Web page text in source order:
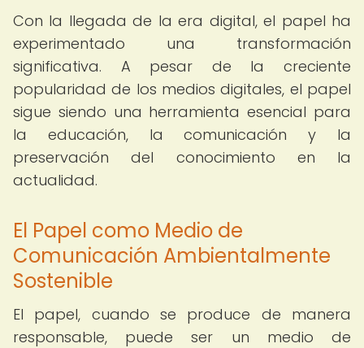
Con la llegada de la era digital, el papel ha
experimentado una transformación
significativa. A pesar de la creciente
popularidad de los medios digitales, el papel
sigue siendo una herramienta esencial para
la educación, la comunicación y la
preservación del conocimiento en la
actualidad.
El Papel como Medio de
Comunicación Ambientalmente
Sostenible
El papel, cuando se produce de manera
responsable, puede ser un medio de